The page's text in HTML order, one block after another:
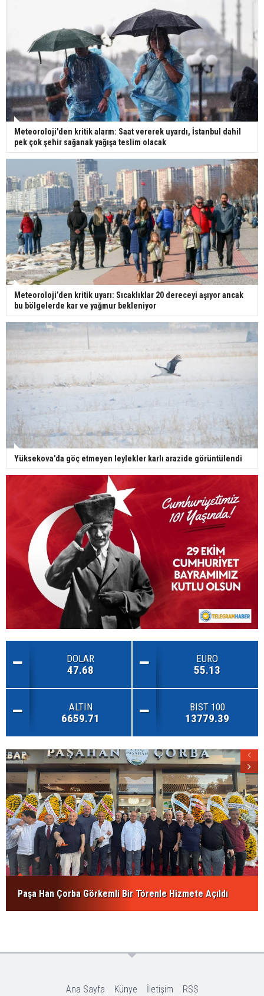
Meteoroloji'den kritik alarm: Saat vererek uyardı, İstanbul dahil
pek çok şehir sağanak yağışa teslim olacak
Meteoroloji’den kritik uyarı: Sıcaklıklar 20 dereceyi aşıyor ancak
bu bölgelerde kar ve yağmur bekleniyor
Yüksekova'da göç etmeyen leylekler karlı arazide görüntülendi
DOLAR
47.68
EURO
55.13
ALTIN
6659.71
BIST 100
13779.39
Paşa Han Çorba Görkemli Bir Törenle Hizmete Açıldı
Ana Sayfa Künye İletişim RSS